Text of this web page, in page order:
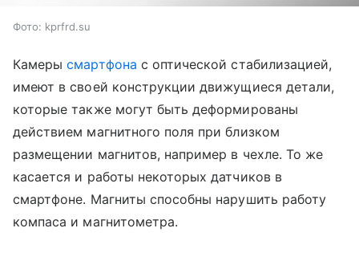
Фото: kprfrd.su
Камерысмартфона с оптической стабилизацией,
имеют в своей конструкции движущиеся детали,
которые также могут быть деформированы
действием магнитного поля при близком
размещении магнитов, например в чехле. То же
касается и работы некоторых датчиков в
смартфоне. Магниты способны нарушить работу
компаса и магнитометра.